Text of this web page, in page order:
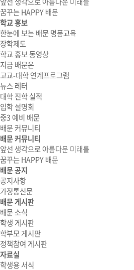
꿈꾸는 HAPPY 배문
학교 홍보
한눈에 보는 배문 명품교육
장학제도
학교 홍보 동영상
지금 배문은
고교-대학 연계프로그램
뉴스 레터
대학 진학 실적
입학 설명회
중3 예비 배문
배문 커뮤니티
배문 커뮤니티
앞선 생각으로 아름다운 미래를
꿈꾸는 HAPPY 배문
배문 공지
공지사항
가정통신문
배문 게시판
배문 소식
학생 게시판
학부모 게시판
정책참여 게시판
자료실
학생용 서식